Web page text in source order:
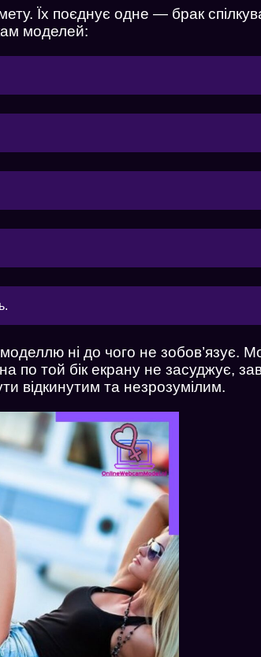
Їх поєднує одне — брак
моделей:
ні до чого не зобов’язує.
по той бік екрану не засуджує,
відкинутим та незрозумілим.